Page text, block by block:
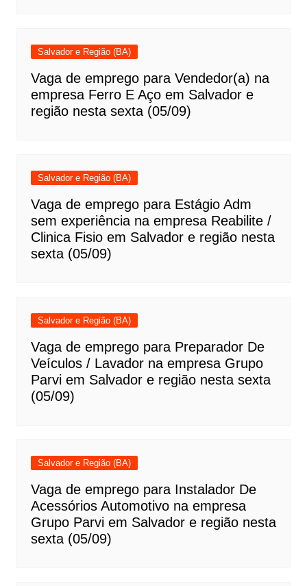
Salvador e Região (BA)
Vaga de emprego para Vendedor(a) na
empresa Ferro E Aço em Salvador e
região nesta sexta (05/09)
Salvador e Região (BA)
Vaga de emprego para Estágio Adm
sem experiência na empresa Reabilite /
Clinica Fisio em Salvador e região nesta
sexta (05/09)
Salvador e Região (BA)
Vaga de emprego para Preparador De
Veículos / Lavador na empresa Grupo
Parvi em Salvador e região nesta sexta
(05/09)
Salvador e Região (BA)
Vaga de emprego para Instalador De
Acessórios Automotivo na empresa
Grupo Parvi em Salvador e região nesta
sexta (05/09)